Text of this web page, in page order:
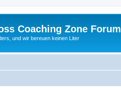
Coaching Zone Forum
und wir bereuen keinen Liter